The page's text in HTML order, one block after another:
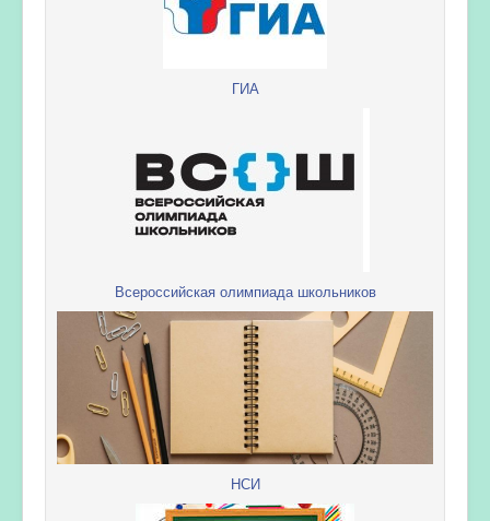
ГИА
Всероссийская олимпиада школьников
НСИ